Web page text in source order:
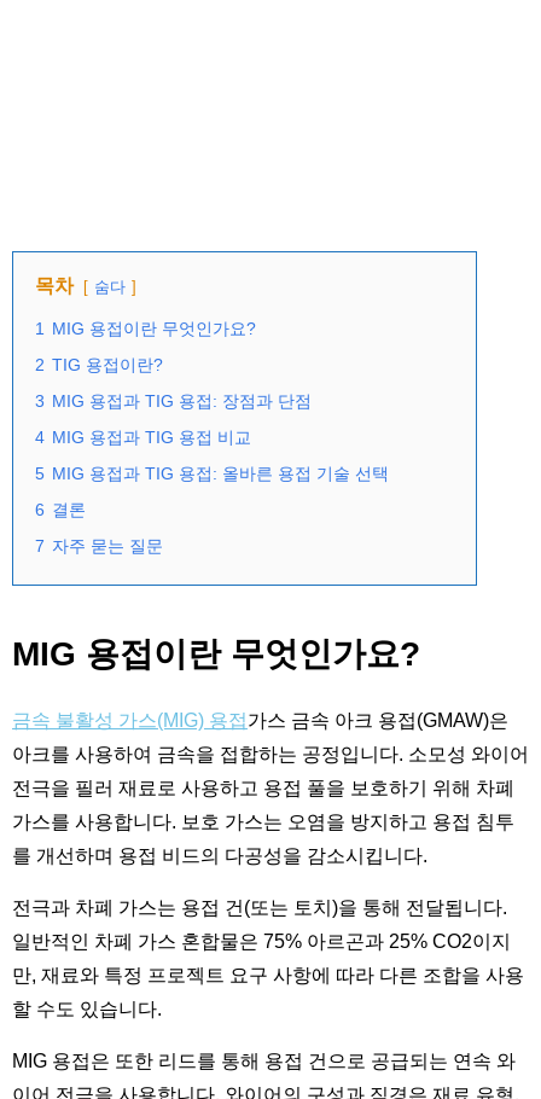
목차 숨다
1 MIG 용접이란 무엇인가요?
2 TIG 용접이란?
3 MIG 용접과 TIG 용접: 장점과 단점
4 MIG 용접과 TIG 용접 비교
5 MIG 용접과 TIG 용접: 올바른 용접 기술 선택
6 결론
7 자주 묻는 질문
MIG 용접이란 무엇인가요?
금속 불활성 가스(MIG) 용접가스 금속 아크 용접(GMAW)은
아크를 사용하여 금속을 접합하는 공정입니다. 소모성 와이어
전극을 필러 재료로 사용하고 용접 풀을 보호하기 위해 차폐
가스를 사용합니다. 보호 가스는 오염을 방지하고 용접 침투
를 개선하며 용접 비드의 다공성을 감소시킵니다.
전극과 차폐 가스는 용접 건(또는 토치)을 통해 전달됩니다.
일반적인 차폐 가스 혼합물은 75% 아르곤과 25% CO2이지
만, 재료와 특정 프로젝트 요구 사항에 따라 다른 조합을 사용
할 수도 있습니다.
MIG 용접은 또한 리드를 통해 용접 건으로 공급되는 연속 와